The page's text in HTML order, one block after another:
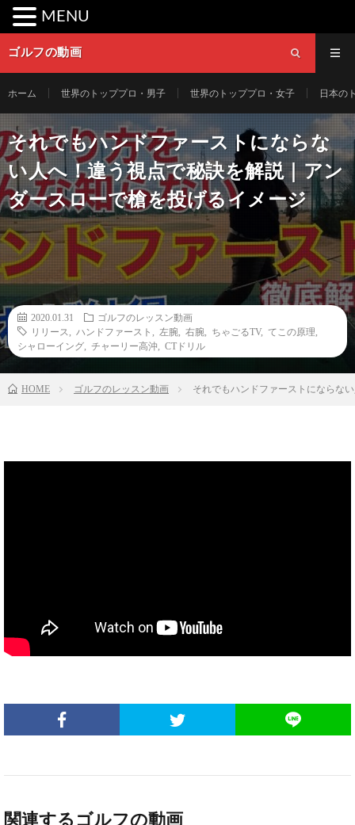
ゴルフの動画
ホーム 世界のトッププロ・男子 世界のトッププロ・女子 日本の
それでもハンドファーストにならな
い人へ！違う視点で秘訣を解説｜アン
ダースローで槍を投げるイメージ
2020.01.31
ゴルフのレッスン動画
リリース
ハンドファースト 左腕 右腕 ちゃごるTV, てこの原理
シャローイング
チャーリー高沖 CTドリル
HOME ゴルフのレッスン動画 それでもハンドファーストにならな
関連するゴルフの動画
MENU